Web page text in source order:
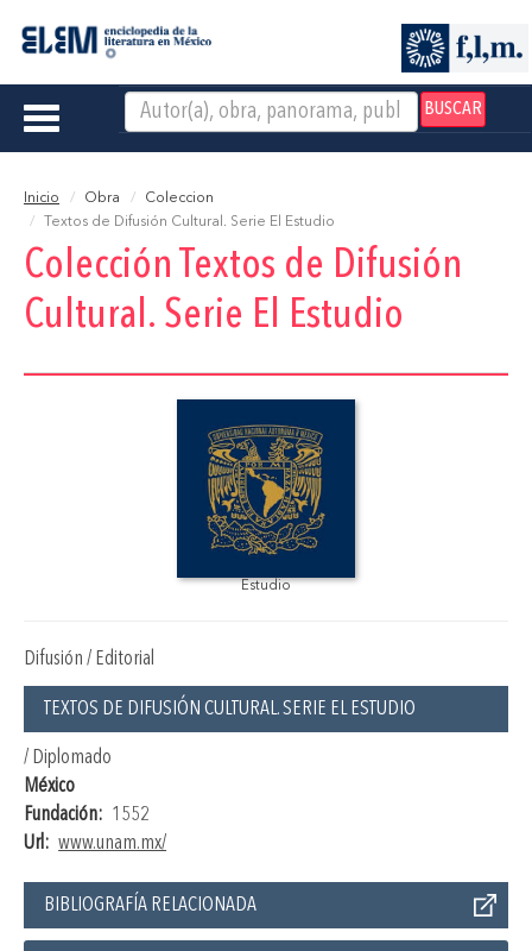
BUSCAR
Toggle
Inicio Obra
Coleccion
Textos de Difusión Cultural. Serie El Estudio
Colección Textos de Difusión
Cultural. Serie El Estudio
Estudio
Difusión / Editorial
TEXTOS DE DIFUSIÓN CULTURAL. SERIE EL ESTUDIO
/ Diplomado
México
Fundación: 1552
Url: www.unam.mx/
BIBLIOGRAFÍA RELACIONADA